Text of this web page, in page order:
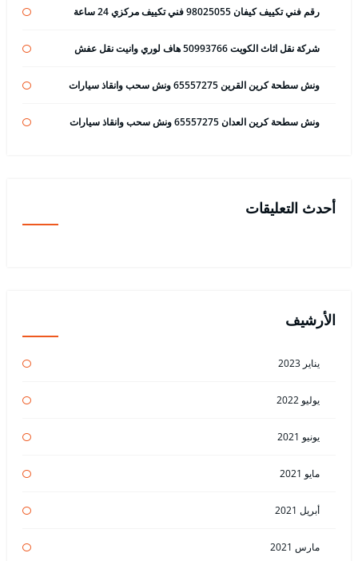
رقم فني تكييف كيفان 98025055 فني تكييف مركزي 24 ساعة
شركة نقل اثاث الكويت 50993766 هاف لوري وانيت نقل عفش
ونش سطحة كرين القرين 65557275 ونش سحب وانقاذ سيارات
ونش سطحة كرين العدان 65557275 ونش سحب وانقاذ سيارات
أحدث التعليقات
الأرشيف
يناير 2023
يوليو 2022
يونيو 2021
مايو 2021
أبريل 2021
مارس 2021